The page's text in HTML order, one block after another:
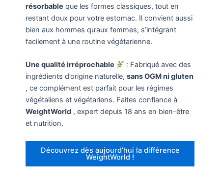
résorbable que les formes classiques, tout en
restant doux pour votre estomac. Il convient aussi
bien aux hommes qu’aux femmes, s’intégrant
facilement à une routine végétarienne.
Une qualité irréprochable
: Fabriqué avec des
ingrédients d’origine naturelle, sans OGM ni gluten
, ce complément est parfait pour les régimes
végétaliens et végétariens. Faites confiance à
WeightWorld, expert depuis 18 ans en bien-être
et nutrition.
Découvrez dès aujourd’hui la différence
WeightWorld !